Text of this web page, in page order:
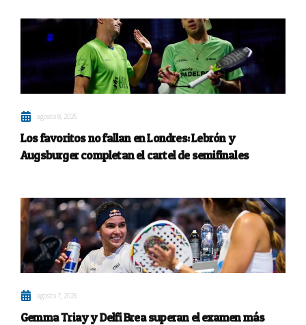
agosto 8, 2026
Los favoritos no fallan en Londres: Lebrón y
Augsburger completan el cartel de semifinales
agosto 7, 2026
Gemma Triay y Delfi Brea superan el examen más